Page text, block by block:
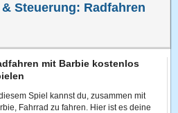
Steuerung: Radfahren
mit Barbie kostenlos
Spiel kannst du, zusammen mit
Fahrrad zu fahren. Hier ist es deine